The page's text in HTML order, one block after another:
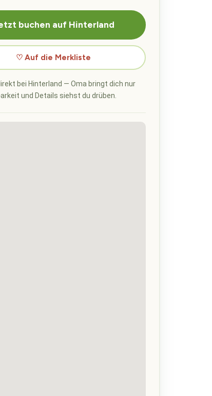
buchen auf Hinterland
♡ Auf die Merkliste
bei Hinterland — Oma bringt dich nur
und Details siehst du drüben.